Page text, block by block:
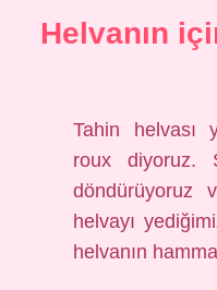
Helvanın
Tahin helvası
roux diyoruz.
döndürüyoruz
helvayı
helvanın